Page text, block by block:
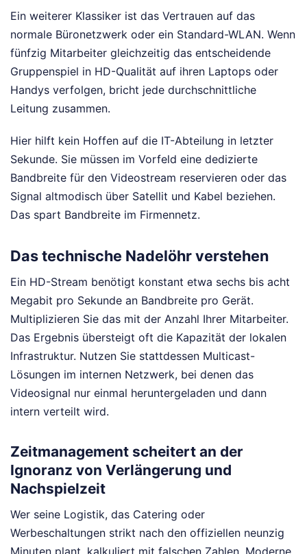
Ein weiterer Klassiker ist das Vertrauen auf das
normale Büronetzwerk oder ein Standard-WLAN. Wenn
fünfzig Mitarbeiter gleichzeitig das entscheidende
Gruppenspiel in HD-Qualität auf ihren Laptops oder
Handys verfolgen, bricht jede durchschnittliche
Leitung zusammen.
Hier hilft kein Hoffen auf die IT-Abteilung in letzter
Sekunde. Sie müssen im Vorfeld eine dedizierte
Bandbreite für den Videostream reservieren oder das
Signal altmodisch über Satellit und Kabel beziehen.
Das spart Bandbreite im Firmennetz.
Das technische Nadelöhr verstehen
Ein HD-Stream benötigt konstant etwa sechs bis acht
Megabit pro Sekunde an Bandbreite pro Gerät.
Multiplizieren Sie das mit der Anzahl Ihrer Mitarbeiter.
Das Ergebnis übersteigt oft die Kapazität der lokalen
Infrastruktur. Nutzen Sie stattdessen Multicast-
Lösungen im internen Netzwerk, bei denen das
Videosignal nur einmal heruntergeladen und dann
intern verteilt wird.
Zeitmanagement scheitert an der
Ignoranz von Verlängerung und
Nachspielzeit
Wer seine Logistik, das Catering oder
Werbeschaltungen strikt nach den offiziellen neunzig
Minuten plant, kalkuliert mit falschen Zahlen. Moderne